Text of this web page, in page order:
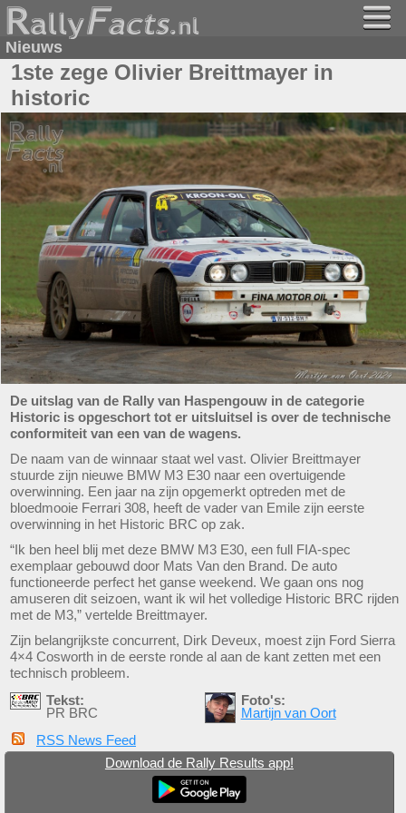
Nieuws
1ste zege Olivier Breittmayer in
historic
De uitslag van de Rally van Haspengouw in de categorie
Historic is opgeschort tot er uitsluitsel is over de technische
conformiteit van een van de wagens.
De naam van de winnaar staat wel vast. Olivier Breittmayer
stuurde zijn nieuwe BMW M3 E30 naar een overtuigende
overwinning. Een jaar na zijn opgemerkt optreden met de
bloedmooie Ferrari 308, heeft de vader van Emile zijn eerste
overwinning in het Historic BRC op zak.
“Ik ben heel blij met deze BMW M3 E30, een full FIA-spec
exemplaar gebouwd door Mats Van den Brand. De auto
functioneerde perfect het ganse weekend. We gaan ons nog
amuseren dit seizoen, want ik wil het volledige Historic BRC rijden
met de M3,” vertelde Breittmayer.
Zijn belangrijkste concurrent, Dirk Deveux, moest zijn Ford Sierra
4×4 Cosworth in de eerste ronde al aan de kant zetten met een
technisch probleem.
Tekst:
PR BRC
Foto's:
Martijn van Oort
RSS News Feed
Download de Rally Results app!